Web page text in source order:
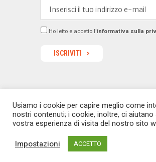
Ho letto e accetto l'informativa sulla
© 2022 Dealermagazine.it - Tutti i
redazione@dealermagazine.itsito
Usiamo i cookie per capire meglio come
nostri contenuti; i cookie, inoltre, ci aiutano
vostra esperienza di visita del nostro sito
Impostazioni ACCETTO